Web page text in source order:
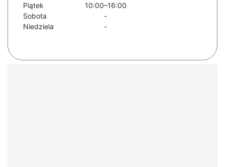
Piątek
10:00–16:00
Sobota
-
Niedziela
-